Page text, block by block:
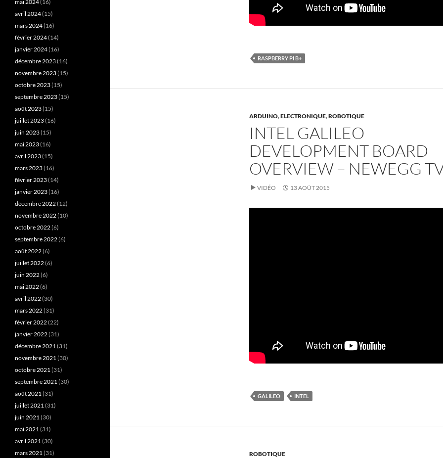
RASPBERRY PI B+
ARDUINO,ELECTRONIQUE,ROBOTIQUE
INTEL GALILEO
DEVELOPMENT BOARD
OVERVIEW – NEWEGG
VIDÉO 13 AOÛT 2015
GALILEO INTEL
ROBOTIQUE
mai 2024(16)
avril 2024(15)
mars 2024(16)
février 2024(14)
janvier 2024(16)
décembre 2023(16)
novembre 2023(15)
octobre 2023(15)
septembre 2023(15)
août 2023(15)
juillet 2023(16)
juin 2023(15)
mai 2023(16)
avril 2023(15)
mars 2023(16)
février 2023(14)
janvier 2023(16)
décembre 2022(12)
novembre 2022(10)
octobre 2022(6)
septembre 2022(6)
août 2022(6)
juillet 2022(6)
juin 2022(6)
mai 2022(6)
avril 2022(30)
mars 2022(31)
février 2022(22)
janvier 2022(31)
décembre 2021(31)
novembre 2021(30)
octobre 2021(31)
septembre 2021(30)
août 2021(31)
juillet 2021(31)
juin 2021(30)
mai 2021(31)
avril 2021(30)
mars 2021(31)